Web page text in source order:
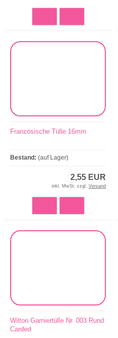
Französische Tülle 16mm
Bestand: (auf Lager)
2,55 EUR
inkl. MwSt. zzgl. Versand
Wilton Garniertülle Nr. 003 Rund
Carded